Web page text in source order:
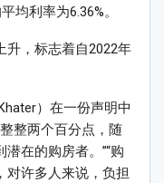
均利率为6.36%。
升，标志着自2022年
）在一份声明中
整两个百分点，随
在的购房者。”“购
对许多人来说，负担